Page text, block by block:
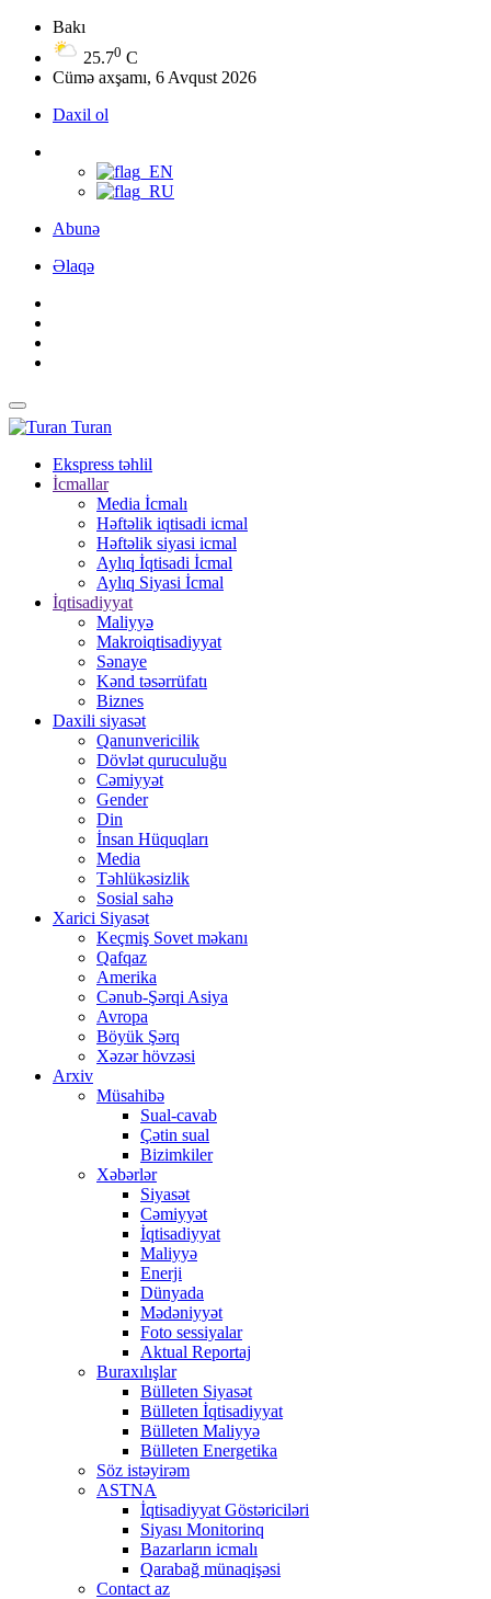
Bakı
25.70 C
Cümə axşamı, 6 Avqust 2026
Daxil ol
Abunə
Əlaqə
Turan
Ekspress təhlil
İcmallar
Media İcmalı
Həftəlik iqtisadi icmal
Həftəlik siyasi icmal
Aylıq İqtisadi İcmal
Aylıq Siyasi İcmal
İqtisadiyyat
Maliyyə
Makroiqtisadiyyat
Sənaye
Kənd təsərrüfatı
Biznes
Daxili siyasət
Qanunvericilik
Dövlət quruculuğu
Cəmiyyət
Gender
Din
İnsan Hüquqları
Media
Təhlükəsizlik
Sosial sahə
Xarici Siyasət
Keçmiş Sovet məkanı
Qafqaz
Amerika
Cənub-Şərqi Asiya
Avropa
Böyük Şərq
Xəzər hövzəsi
Arxiv
Müsahibə
Sual-cavab
Çətin sual
Bizimkiler
Xəbərlər
Siyasət
Cəmiyyət
İqtisadiyyat
Maliyyə
Enerji
Dünyada
Mədəniyyət
Foto sessiyalar
Aktual Reportaj
Buraxılışlar
Bülleten Siyasət
Bülleten İqtisadiyyat
Bülleten Maliyyə
Bülleten Energetika
Söz istəyirəm
ASTNA
İqtisadiyyat Göstəriciləri
Siyası Monitorinq
Bazarların icmalı
Qarabağ münaqişəsi
Contact az